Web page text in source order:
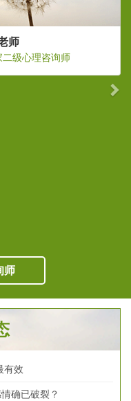
师
二级心理咨询师
师
有效
确已破裂？